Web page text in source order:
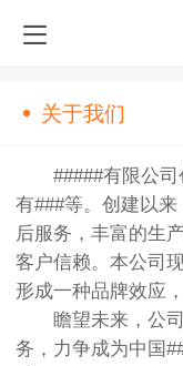
关于我们
#####有限公司
有###等。创建以
后服务，丰富的生
客户信赖。本公司
形成一种品牌效应
瞻望未来，公司
务，力争成为中国